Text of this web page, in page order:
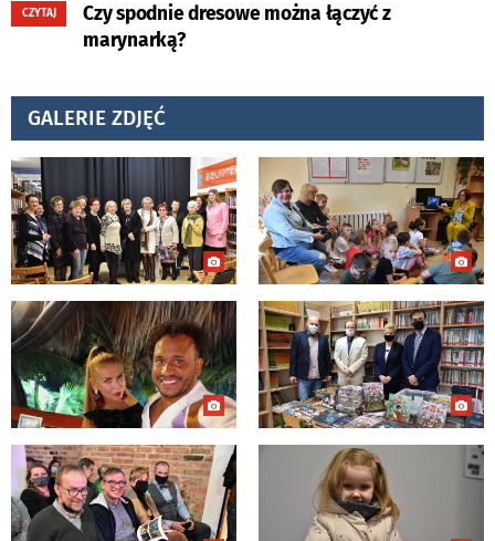
CZYTAJ
Czy spodnie dresowe można łączyć z
marynarką?
GALERIE ZDJĘĆ